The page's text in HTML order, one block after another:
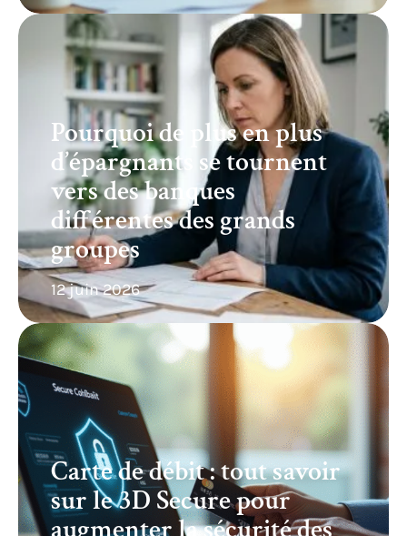
Pourquoi de plus en plus
d’épargnants se tournent
vers des banques
différentes des grands
groupes
12 juin 2026
Carte de débit : tout savoir
sur le 3D Secure pour